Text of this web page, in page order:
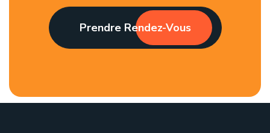
Prendre Rendez-Vous